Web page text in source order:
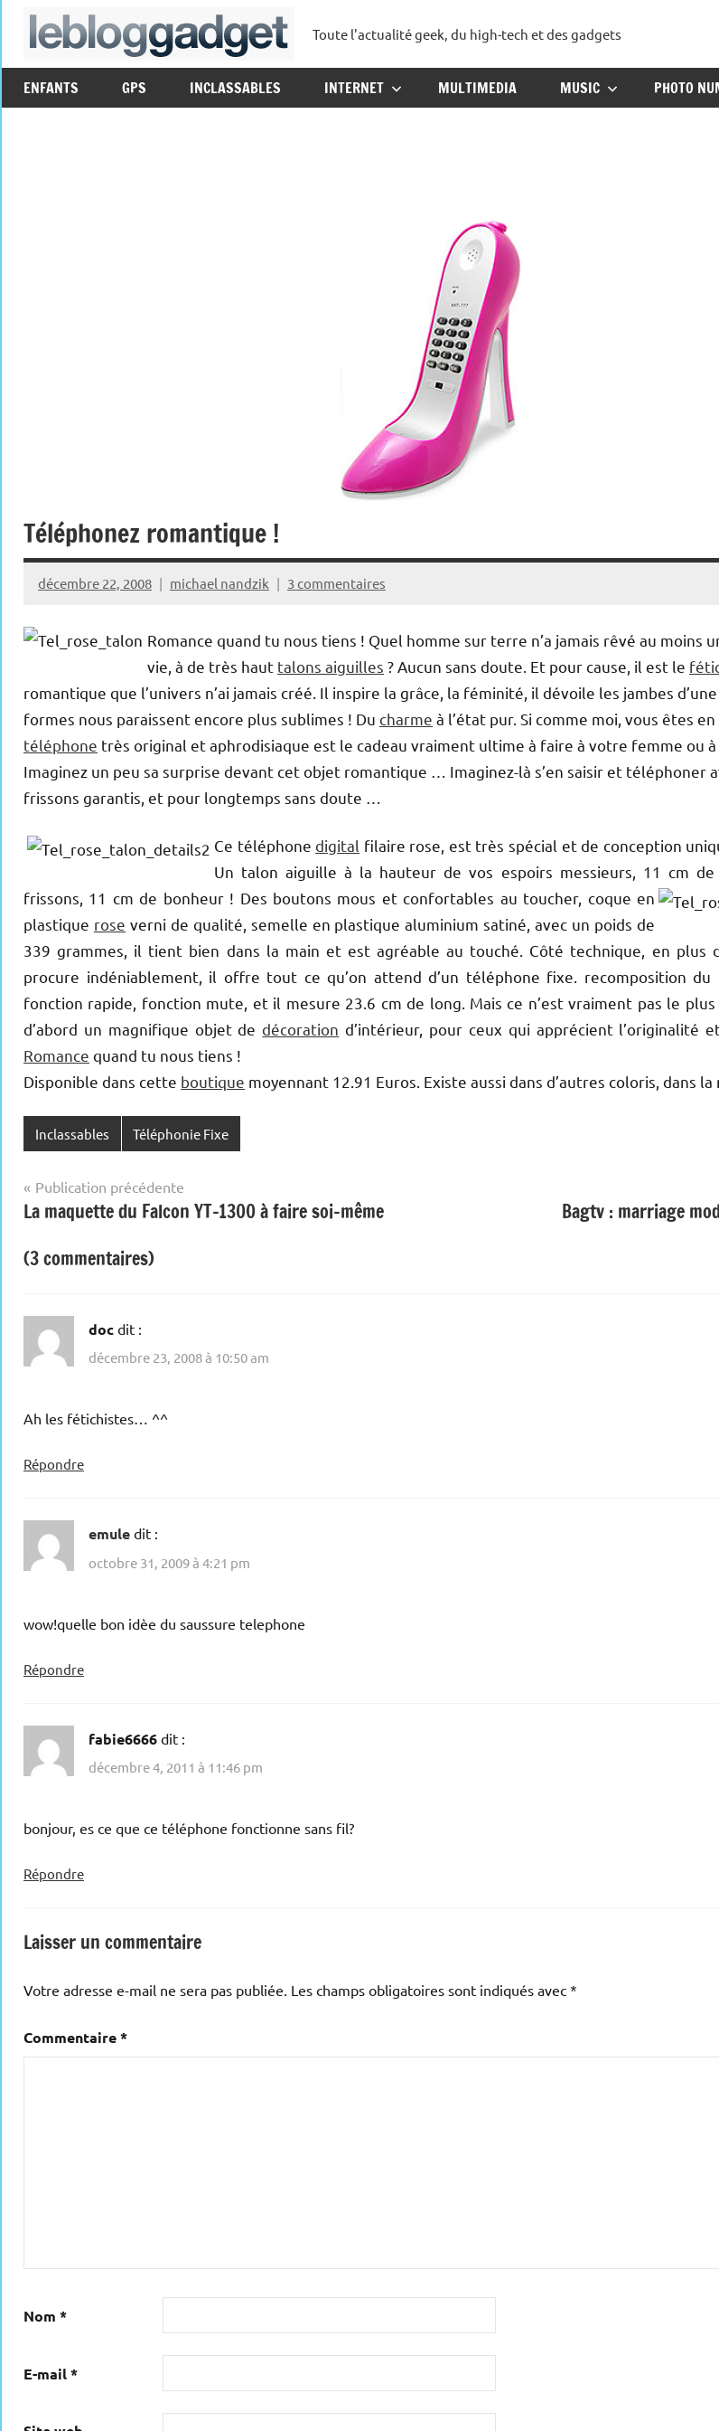
Aller
lebloggadget
Toute l'actualité geek, du high-tech et des gadgets
ENFANTS GPS INCLASSABLES INTERNET MULTIMEDIA MUSIC PHOTO
Téléphonez romantique !
décembre 22, 2008 michael nandzik 3 commentaires
Romance quand tu nous tiens ! Quel homme sur terre n’a jamais rêvé au moins
vie, à de très haut talons aiguilles ? Aucun sans doute. Et pour cause, il est le
romantique que l’univers n’ai jamais créé. Il inspire la grâce, la féminité, il dévoile les jambes
formes nous paraissent encore plus sublimes ! Du charme à l’état pur. Si comme moi, vous êtes en
téléphone très original et aphrodisiaque est le cadeau vraiment ultime à faire à votre femme ou à
Imaginez un peu sa surprise devant cet objet romantique … Imaginez-là s’en saisir et téléphoner
frissons garantis, et pour longtemps sans doute …
Ce téléphonedigital filaire rose, est très spécial et de conception
Un talon aiguille à la hauteur de vos espoirs messieurs, 11 cm
frissons, 11 cm de bonheur ! Des boutons mous et confortables au toucher, coque en
plastique rose verni de qualité, semelle en plastique aluminium satiné, avec un poids de
339 grammes, il tient bien dans la main et est agréable au touché. Côté technique, en plus
procure indéniablement, il offre tout ce qu’on attend d’un téléphone fixe. recomposition du
fonction rapide, fonction mute, et il mesure 23.6 cm de long. Mais ce n’est vraiment pas le
d’abord un magnifique objet dedécoration d’intérieur, pour ceux qui apprécient l’originalité
Romance quand tu nous tiens !
Disponible dans cette boutique moyennant 12.91 Euros. Existe aussi dans d’autres coloris, dans
Inclassables Téléphonie Fixe
Navigation
de
l’article
Publication précédente
La maquette du Falcon YT-1300 à faire soi-même
Bagtv : marriage
(3 commentaires)
doc dit :
décembre 23, 2008 à 10:50 am
Ah les fétichistes… ^^
Répondre
emule dit :
octobre 31, 2009 à 4:21 pm
wow!quelle bon idèe du saussure telephone
Répondre
fabie6666 dit :
décembre 4, 2011 à 11:46 pm
bonjour, es ce que ce téléphone fonctionne sans fil?
Répondre
Laisser un commentaire
Votre adresse e-mail ne sera pas publiée. Les champs obligatoires sont indiqués avec *
Commentaire*
Nom *
E-mail*